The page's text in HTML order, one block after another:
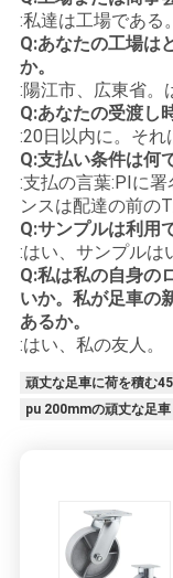
:私達は工場である。
Q:あなたの工場は
か。
:陽江市、広東省。
Q:あなたの受渡し
:20日以内に。それ
Q:支払い条件は何
:支払の言葉:PIに
ンスは配達の前の
Q:サンプルは利用
:はい、サンプルは
Q:私は私の自身の
いか。私が足車の
あるか。
:はい、私の友人。
頑丈な足車に荷を積む
pu 200mmの頑丈な足車